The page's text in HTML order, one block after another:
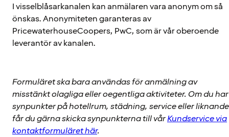
I visselblåsarkanalen kan anmälaren vara anonym om så
önskas. Anonymiteten garanteras av
PricewaterhouseCoopers, PwC, som är vår oberoende
leverantör av kanalen.
Formuläret ska bara användas för anmälning av
misstänkt olagliga eller oegentliga aktiviteter. Om du har
synpunkter på hotellrum, städning, service eller liknande
får du gärna skicka synpunkterna till vårKundservice via
kontaktformuläret här.